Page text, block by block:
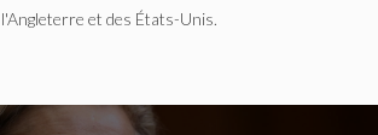
l'Angleterre et des États-Unis.